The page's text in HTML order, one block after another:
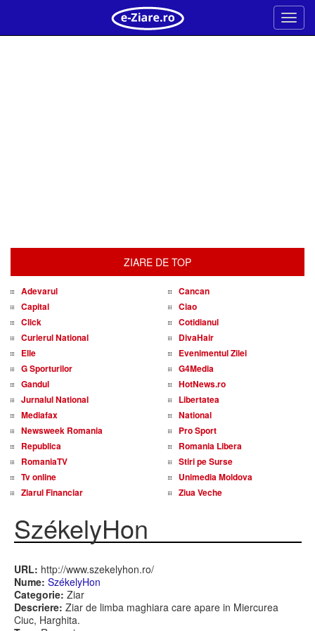
Meniu
ZIARE DE TOP
Adevarul
Cancan
Capital
Ciao
Click
Cotidianul
Curierul National
DivaHair
Elle
Evenimentul Zilei
G Sporturilor
G4Media
Gandul
HotNews.ro
Jurnalul National
Libertatea
Mediafax
National
Newsweek Romania
Pro Sport
Republica
Romania Libera
RomaniaTV
Stiri pe Surse
Tv online
Unimedia Moldova
Ziarul Financiar
Ziua Veche
SzékelyHon
URL: http://www.szekelyhon.ro/
Nume: SzékelyHon
Categorie: Ziar
Descriere: Ziar de limba maghiara care apare in Miercurea
Ciuc, Harghita.